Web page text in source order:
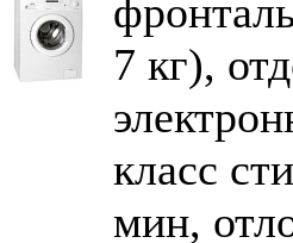
7 кг),
класс
мин,